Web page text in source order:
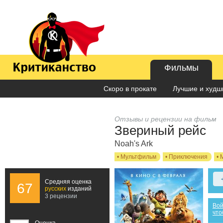
Фильмы
Скоро в прокате Лучшие и
Отзывы и рецензии на фильм
Звериный рейс
Noah's Ark
• Мультфильм • Приключения •
67
Средняя оценка
русских изданий
3 рецензии